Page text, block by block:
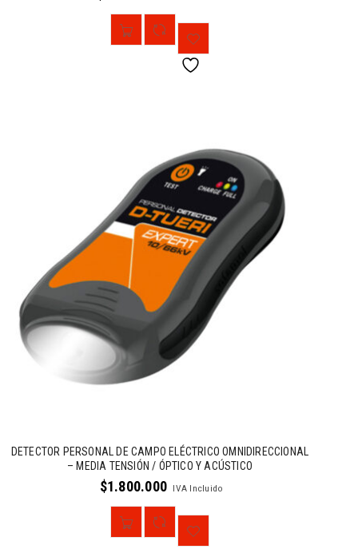
DETECTOR PERSONAL DE CAMPO ELÉCTRICO OMNIDIRECCIONAL
– MEDIA TENSIÓN / ÓPTICO Y ACÚSTICO
$1.800.000 IVA Incluido